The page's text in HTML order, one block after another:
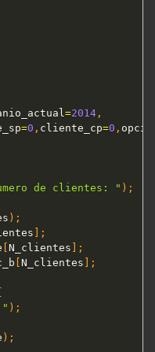
=2014 ,
=0 , cliente_cp=0 ,
de clientes: " ) ;
) ;
;
N_clientes
;
N_clientes
;
" ) ;
) ;